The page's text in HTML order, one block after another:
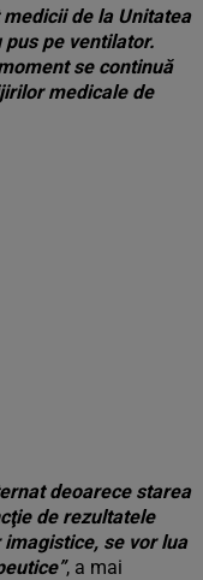
de la Unitatea
pe ventilator.
se continuă
medicale de
deoarece starea
de rezultatele
se vor lua
, a mai